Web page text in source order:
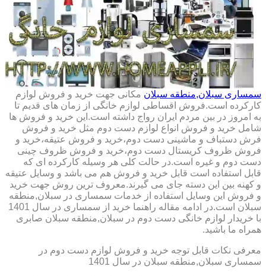
سمساری سبلان,منطقه سبلان مکانی جهت خرید و فروش لوازم
کارکرده است.فروش اقساطی لوازم خانگی از زمان های قدیم تا
به امروز در بین مردم ایران رواج داشته است.این خرید و فروش ها
شامل خرید و فروش انواع لوازم دست دوم مثل خرید و فروش
فرش دستباف و ماشینی دست دوم،خرید و فروش عتیقه،خرید و
فروش ظروف کریستال دست دوم،خرید و فروش ظروف چینی
دست دوم و غیره است.در حالت کلی هر وسیله کارکرده ای که
قابل استفاده است قابل خرید و فروش هم می باشد و وسایل عتیقه
و کهنه بین این دسته جای می گیرند.معروف ترین روش جهت خرید
و فروش این وسایل استفاده از خدمات سمساری در سبلان,منطقه
سبلان است.در ادامه مقاله راهنما خرید از سمساری در سال 1401
با خریدار لوازم خانگی دست دوم در سبلان,منطقه سبلان صابری
همراه ما باشید.
معرفی نکات قابل توجه خرید و فروش لوازم دست دوم در
سمساری سبلان,منطقه سبلان در سال 1401